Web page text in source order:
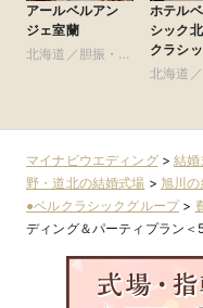
アールベルアン
ジェ室蘭
北海道／胆振・日
ホテル
シック
クラシ
プ
北海道
マイナビウエディング>結婚
野・道北の結婚式場 > 旭川
●ベルクラシックグループ>
ディング＆パーティプラン